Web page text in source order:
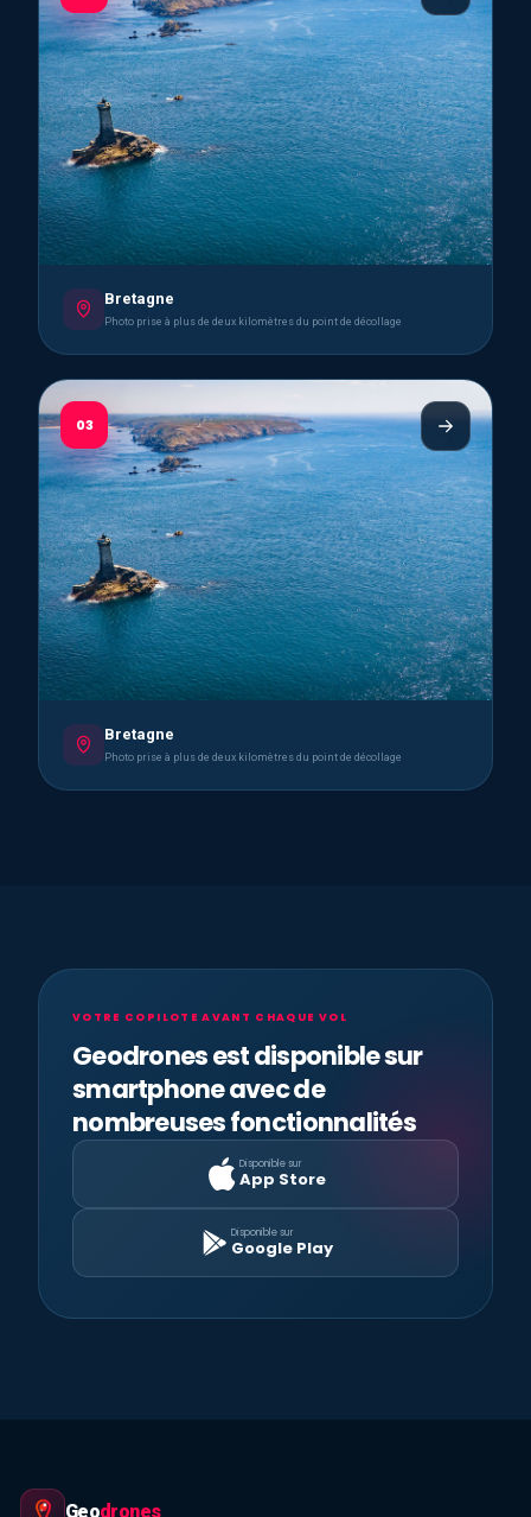
Bretagne
Photo prise à plus de deux kilomètres du point de décollage
03
Bretagne
Photo prise à plus de deux kilomètres du point de décollage
VOTRE COPILOTE AVANT CHAQUE VOL
Geodrones est disponible sur
smartphone avec de
nombreuses fonctionnalités
Disponible sur
App Store
Disponible sur
Google Play
Geodrones